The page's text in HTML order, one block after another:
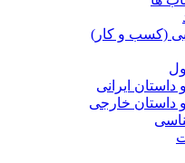
(کسب و کار)
ایرانی
داستان خارجی